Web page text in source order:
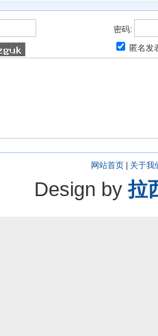
密码:
匿名发
网站首页| 关于我
Design by拉